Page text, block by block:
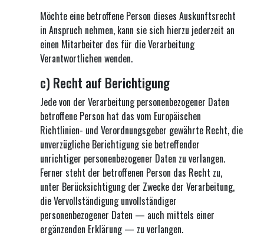
Möchte eine betroffene Person dieses Auskunftsrecht
in Anspruch nehmen, kann sie sich hierzu jederzeit an
einen Mitarbeiter des für die Verarbeitung
Verantwortlichen wenden.
c) Recht auf Berichtigung
Jede von der Verarbeitung personenbezogener Daten
betroffene Person hat das vom Europäischen
Richtlinien- und Verordnungsgeber gewährte Recht, die
unverzügliche Berichtigung sie betreffender
unrichtiger personenbezogener Daten zu verlangen.
Ferner steht der betroffenen Person das Recht zu,
unter Berücksichtigung der Zwecke der Verarbeitung,
die Vervollständigung unvollständiger
personenbezogener Daten — auch mittels einer
ergänzenden Erklärung — zu verlangen.